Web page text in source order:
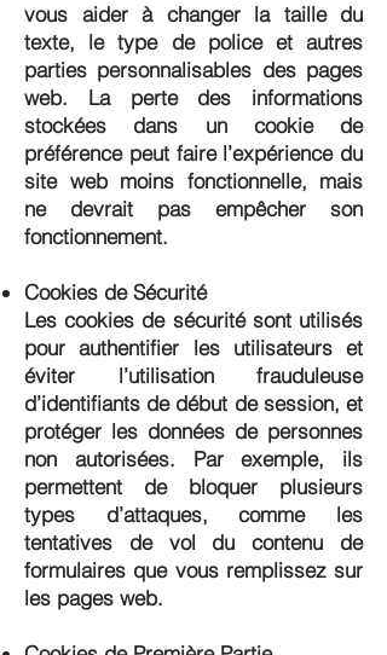
vous aider à changer la taille du
texte, le type de police et autres
parties personnalisables des pages
web. La perte des informations
stockées dans un cookie de
préférence peut faire l’expérience du
site web moins fonctionnelle, mais
ne devrait pas empêcher son
fonctionnement.
Cookies de Sécurité
Les cookies de sécurité sont utilisés
pour authentifier les utilisateurs et
éviter l’utilisation frauduleuse
d’identifiants de début de session, et
protéger les données de personnes
non autorisées. Par exemple, ils
permettent de bloquer plusieurs
types d’attaques, comme les
tentatives de vol du contenu de
formulaires que vous remplissez sur
les pages web.